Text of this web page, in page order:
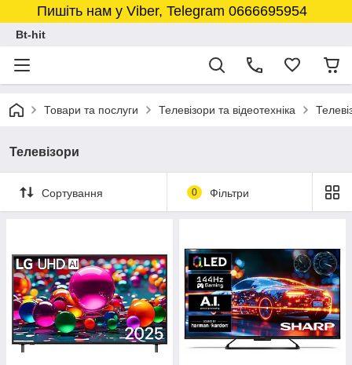
Пишіть нам у Viber, Telegram 0666695954
Bt-hit
Товари та послуги Телевізори та відеотехніка
Телевізори
Сортування 0 Фільтри